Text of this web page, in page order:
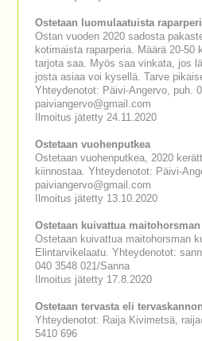
Ostetaan luomulaatuista
Ostan vuoden 2020 sadosta
kotimaista raparperia. Määrä 20-50
tarjota saa. Myös saa vinkata, jos
josta asiaa voi kysellä. Tarve
Yhteydenotot: Päivi-Angervo, puh.
paiviangervo@gmail.com
Ilmoitus jätetty 24.11.2020
Ostetaan vuohenputkea
Ostetaan vuohenputkea, 2020
kiinnostaa. Yhteydenotot: Päivi-
paiviangervo@gmail.com
Ilmoitus jätetty 13.10.2020
Ostetaan kuivattua maitohorsman
Ostetaan kuivattua maitohorsman
Elintarvikelaatu. Yhteydenotot:
040 3548 021/Sanna
Ilmoitus jätetty 17.8.2020
Ostetaan tervasta eli
Yhteydenotot: Raija Kivimetsä,
5410 696